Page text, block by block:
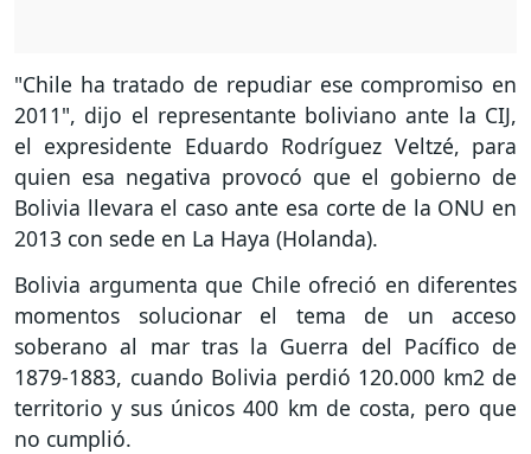
"Chile ha tratado de repudiar ese compromiso en
2011", dijo el representante boliviano ante la CIJ,
el expresidente Eduardo Rodríguez Veltzé, para
quien esa negativa provocó que el gobierno de
Bolivia llevara el caso ante esa corte de la ONU en
2013 con sede en La Haya (Holanda).
Bolivia argumenta que Chile ofreció en diferentes
momentos solucionar el tema de un acceso
soberano al mar tras la Guerra del Pacífico de
1879-1883, cuando Bolivia perdió 120.000 km2 de
territorio y sus únicos 400 km de costa, pero que
no cumplió.